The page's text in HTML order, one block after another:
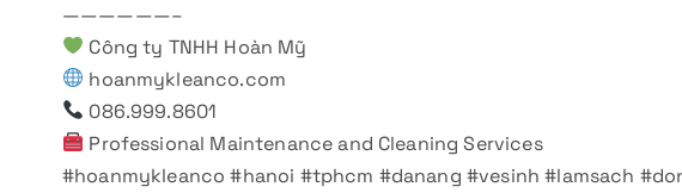
——————–
Công ty TNHH Hoàn Mỹ
hoanmykleanco.com
086.999.8601
Professional Maintenance and Cleaning Services
#hoanmykleanco #hanoi #tphcm #danang #vesinh #lamsach